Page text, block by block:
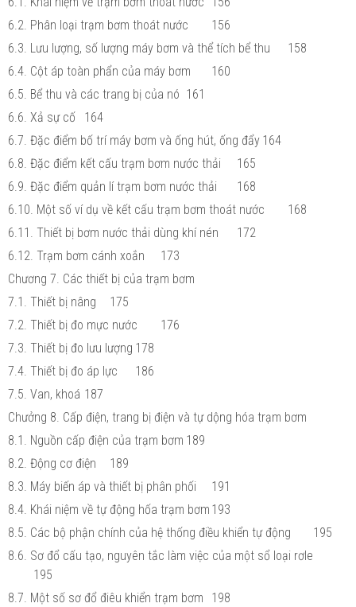
6.2. Phân loại trạm bơm thoát nước
156
6.3. Lưu lượng, số lượng máy bơm và thể tích bể thu
158
6.4. Cột áp toàn phẩn của máy bơm
160
6.5. Bể thu và các trang bị của nó 161
6.6. Xả sự cố
164
6.7. Đặc điểm bố trí máy bơm và ống hút, ống đẩy 164
6.8. Đặc điểm kết cấu trạm bơm nước thải
165
6.9. Đặc điểm quản lí trạm bơm nước thải
168
6.10. Một số ví dụ về kết cấu trạm bơm thoát nước
168
6.11. Thiết bị bơm nước thải dùng khí nén
172
6.12. Trạm bơm cánh xoắn
173
Chương 7. Các thiết bị của trạm bơm
7.1. Thiết bị nâng
175
7.2. Thiết bị đo mực nước
176
7.3. Thiết bị đo lưu lượng 178
7.4. Thiết bị đo áp lực
186
7.5. Van, khoá 187
Chưởng 8. Cấp điện, trang bị điện và tự dộng hóa trạm bơm
8.1. Nguồn cấp điện của trạm bơm 189
8.2. Động cơ điện
189
8.3. Máy biến áp và thiết bị phân phối
191
8.4. Khái niệm về tự động hốa trạm bơm 193
8.5. Các bộ phận chính của hệ thống điều khiển tự động
195
8.6. Sơ đổ cấu tạo, nguyên tắc làm việc của một sổ loại rơle
195
8.7. Một số sơ đổ điêu khiển trạm bơm
198